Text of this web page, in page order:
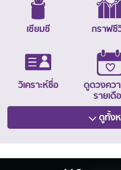
เซียมซี กราฟชี
วิเคราะห์ชื่อ
ดูดวงคว
รายเดื
ดูทั้ง